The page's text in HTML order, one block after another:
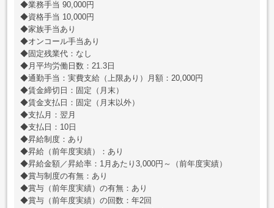
◆業務手当 90,000円
◆資格手当 10,000円
◆家族手当あり
◆オンコール手当あり
◆固定残業代：なし
◆月平均労働日数：21.3日
◆通勤手当：実費支給（上限あり）月額：20,000円
◆賃金締切日：固定（月末）
◆賃金支払日：固定（月末以外）
◆支払月：翌月
◆支払日：10日
◆昇給制度：あり
◆昇給（前年度実績）：あり
◆昇給金額／昇給率：1月あたり3,000円～（前年度実績）
◆賞与制度の有無：あり
◆賞与（前年度実績）の有無：あり
◆賞与（前年度実績）の回数：年2回